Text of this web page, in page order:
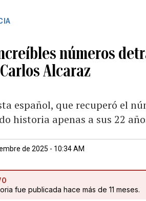
números
Alcaraz
español, que recuperó el
historia apenas a sus 22
de 2025 - 10:34 AM
fue publicada hace más de 11 meses.